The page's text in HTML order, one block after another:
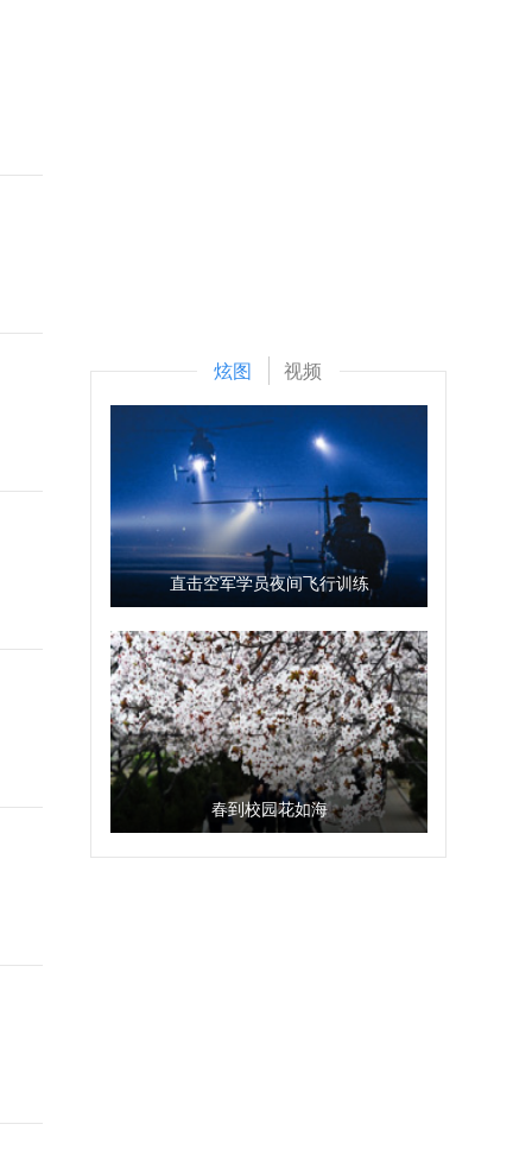
炫图 视频
直击空军学员夜间飞行训练
春到校园花如海